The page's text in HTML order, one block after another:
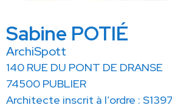
Sabine POTIÉ
ArchiSpott
140 RUE DU PONT DE DRANSE
74500 PUBLIER
Architecte inscrit à l’ordre :